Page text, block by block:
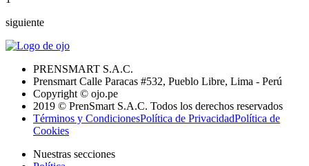
siguiente
PRENSMART S.A.C.
Prensmart Calle Paracas #532, Pueblo Libre, Lima - Perú
Copyright © ojo.pe
2019 © PrenSmart S.A.C. Todos los derechos reservados
Términos y CondicionesPolítica de PrivacidadPolítica de
Cookies
Nuestras secciones